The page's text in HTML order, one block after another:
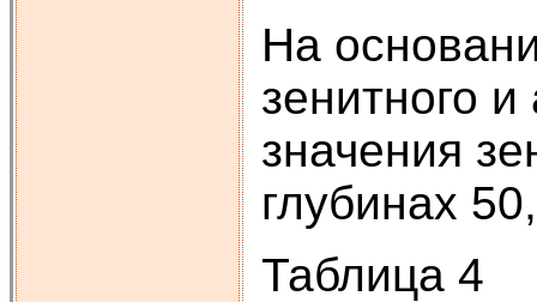
На
зенитного
значения
глубинах
Таблица 4